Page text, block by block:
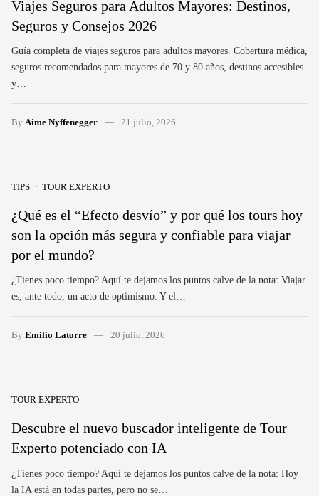
Viajes Seguros para Adultos Mayores: Destinos,
Seguros y Consejos 2026
Guía completa de viajes seguros para adultos mayores. Cobertura médica,
seguros recomendados para mayores de 70 y 80 años, destinos accesibles
y…
By Aime Nyffenegger 21 julio, 2026
TIPS TOUR EXPERTO
¿Qué es el “Efecto desvío” y por qué los tours hoy
son la opción más segura y confiable para viajar
por el mundo?
¿Tienes poco tiempo? Aquí te dejamos los puntos calve de la nota: Viajar
es, ante todo, un acto de optimismo. Y el…
By Emilio Latorre 20 julio, 2026
TOUR EXPERTO
Descubre el nuevo buscador inteligente de Tour
Experto potenciado con IA
¿Tienes poco tiempo? Aquí te dejamos los puntos calve de la nota: Hoy
la IA está en todas partes, pero no se…